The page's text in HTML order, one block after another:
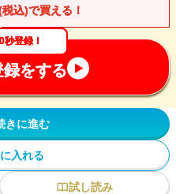
税込)で買える！
秒登録！
をする
きに進む
入れる
試し読み